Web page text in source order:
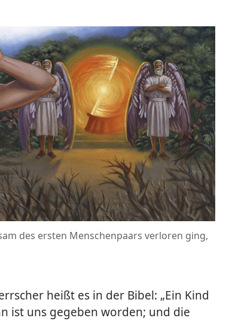
des ersten Menschenpaars verloren ging,
heißt es in der Bibel: „Ein Kind
ist uns gegeben worden; und die